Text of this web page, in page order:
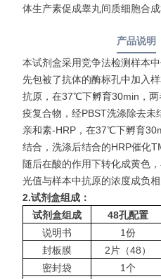
体生产素促成睾丸间质细胞合成
产品说明
本试剂盒采用竞争法检测样本
先包被了抗体的酶标孔中加入
抗原，在37℃下孵育30min，
疫复合物，经PBST洗涤除去未
亲和素-HRP，在37℃下孵育
结合，洗涤后结合的HRP催化
随后在酸的作用下转化成黄色
光值与样本中抗原的浓度成负
2.试剂盒组成：
试剂盒组成
48孔配置
说明书
1份
封板膜
2片（48）
密封袋
1个